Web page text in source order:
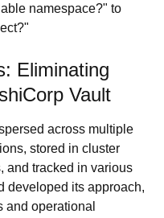
namespace?" to
Eliminating
Vault
across multiple
stored in cluster
and tracked in various
developed its approach,
and operational